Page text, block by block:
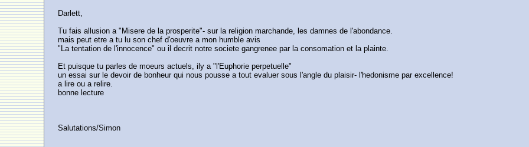
Darlett,
Tu fais allusion a "Misere de la prosperite"- sur la religion marchande, les damnes de l'abondance.
mais peut etre a tu lu son chef d'oeuvre a mon humble avis
"La tentation de l'innocence" ou il decrit notre societe gangrenee par la consomation et la plainte.
Et puisque tu parles de moeurs actuels, ily a "l'Euphorie perpetuelle"
un essai sur le devoir de bonheur qui nous pousse a tout evaluer sous l'angle du plaisir- l'hedonisme par excellence!
a lire ou a relire.
bonne lecture
Salutations/Simon